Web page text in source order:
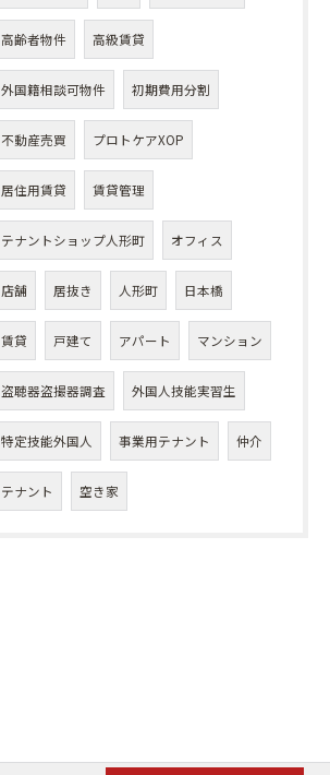
高齢者物件 高級賃貸
外国籍相談可物件 初期費用分割
不動産売買 プロトケアXOP
居住用賃貸 賃貸管理
テナントショップ人形町 オフィス
店舗 居抜き 人形町 日本橋
賃貸 戸建て アパート マンション
盗聴器盗撮器調査 外国人技能実習生
特定技能外国人 事業用テナント 仲介
テナント 空き家